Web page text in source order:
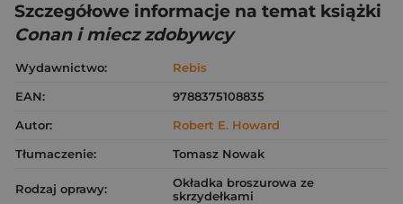
Szczegółowe informacje na temat książki
Conan i miecz zdobywcy
Wydawnictwo:
Rebis
EAN:
9788375108835
Autor:
Robert E. Howard
Tłumaczenie:
Tomasz Nowak
Rodzaj oprawy:
Okładka broszurowa ze
skrzydełkami